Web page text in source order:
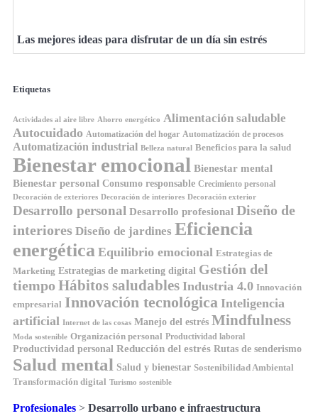
Las mejores ideas para disfrutar de un día sin estrés
Etiquetas
Actividades al aire libre Ahorro energético Alimentación saludable
Autocuidado Automatización del hogar Automatización de procesos
Automatización industrial Belleza natural Beneficios para la salud
Bienestar emocional Bienestar mental
Bienestar personal Consumo responsable Crecimiento personal
Decoración de exteriores Decoración de interiores Decoración exterior
Desarrollo personal Desarrollo profesional Diseño de
interiores Diseño de jardines Eficiencia
energética Equilibrio emocional Estrategias de
Marketing Estrategias de marketing digital Gestión del
tiempo Hábitos saludables Industria 4.0 Innovación
empresarial Innovación tecnológica Inteligencia
artificial Internet de las cosas Manejo del estrés Mindfulness
Moda sostenible Organización personal Productividad laboral
Productividad personal Reducción del estrés Rutas de senderismo
Salud mental Salud y bienestar Sostenibilidad Ambiental
Transformación digital Turismo sostenible
Profesionales > Desarrollo urbano e infraestructura